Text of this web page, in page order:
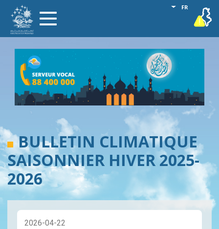
contenu
Toggle
navigation
FR
Lister les
vigilance
BULLETIN CLIMATIQUE
SAISONNIER HIVER 2025-
2026
2026-04-22